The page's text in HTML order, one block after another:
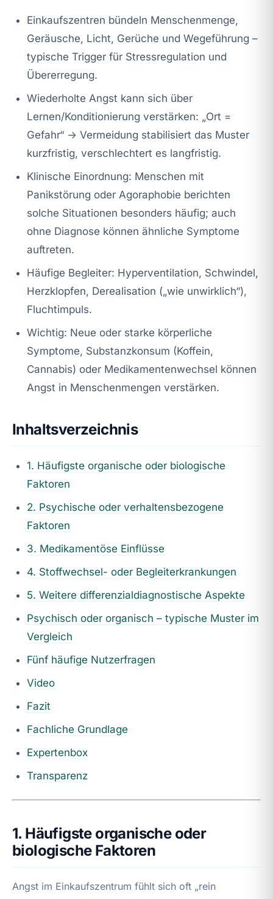
Einkaufszentren bündeln Menschenmenge,
Geräusche, Licht, Gerüche und Wegeführung –
typische Trigger für Stressregulation und
Übererregung.
Wiederholte Angst kann sich über
Lernen/Konditionierung verstärken: „Ort =
Gefahr“ → Vermeidung stabilisiert das Muster
kurzfristig, verschlechtert es langfristig.
Klinische Einordnung: Menschen mit
Panikstörung oder Agoraphobie berichten
solche Situationen besonders häufig; auch
ohne Diagnose können ähnliche Symptome
auftreten.
Häufige Begleiter: Hyperventilation, Schwindel,
Herzklopfen, Derealisation („wie unwirklich“),
Fluchtimpuls.
Wichtig: Neue oder starke körperliche
Symptome, Substanzkonsum (Koffein,
Cannabis) oder Medikamentenwechsel können
Angst in Menschenmengen verstärken.
Inhaltsverzeichnis
1. Häufigste organische oder biologische
Faktoren
2. Psychische oder verhaltensbezogene
Faktoren
3. Medikamentöse Einflüsse
4. Stoffwechsel- oder Begleiterkrankungen
5. Weitere differenzialdiagnostische Aspekte
Psychisch oder organisch – typische Muster im
Vergleich
Fünf häufige Nutzerfragen
Video
Fazit
Fachliche Grundlage
Expertenbox
Transparenz
1. Häufigste organische oder
biologische Faktoren
Angst im Einkaufszentrum fühlt sich oft „rein